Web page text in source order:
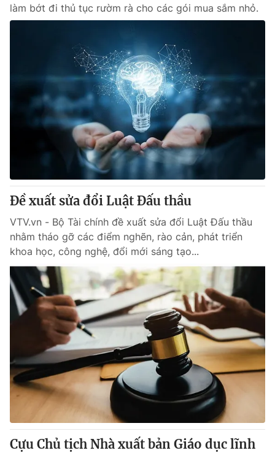
làm bớt đi thủ tục rườm rà cho các gói mua sắm nhỏ.
Đề xuất sửa đổi Luật Đấu thầu
VTV.vn - Bộ Tài chính đề xuất sửa đổi Luật Đấu thầu
nhằm tháo gỡ các điểm nghẽn, rào cản, phát triển
khoa học, công nghệ, đổi mới sáng tạo...
Cựu Chủ tịch Nhà xuất bản Giáo dục lĩnh